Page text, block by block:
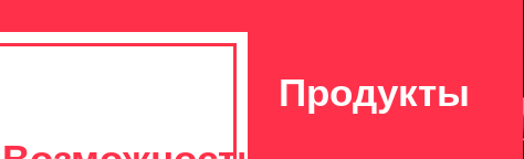
Продукты